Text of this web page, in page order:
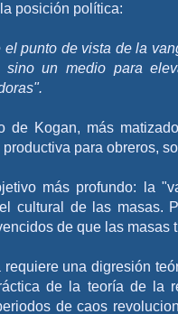
posición política:
el punto de vista de la
sino un medio para
de Kogan, más
productiva para obreros,
más profundo: la
cultural de las masas.
de que las
requiere una digresión
de la teoría de la
de caos